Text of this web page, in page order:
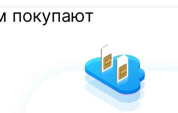
покупают